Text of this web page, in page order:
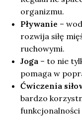
organizmu.
Pływanie –
rozwija siłę
ruchowymi.
Joga – to nie
pomaga w
Ćwiczenia
bardzo
funkcjonalności